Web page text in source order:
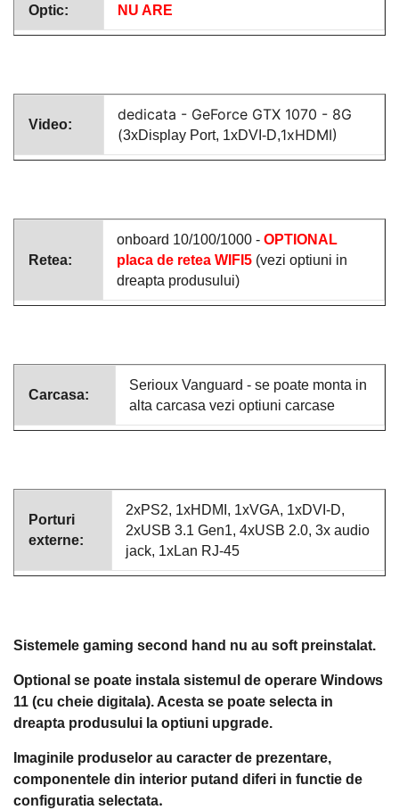
Optic: NU ARE
Video:
dedicata - GeForce GTX 1070 - 8G
(3xDisplay Port, 1xDVI-D,1xHDMI)
Retea:
onboard 10/100/1000 - OPTIONAL
placa de retea WIFI5 (vezi optiuni in
dreapta produsului)
Carcasa:
Serioux Vanguard - se poate monta in
alta carcasa vezi optiuni carcase
Porturi
externe:
2xPS2, 1xHDMI, 1xVGA, 1xDVI-D,
2xUSB 3.1 Gen1, 4xUSB 2.0, 3x audio
jack, 1xLan RJ-45
Sistemele gaming second hand nu au soft preinstalat.
Optional se poate instala sistemul de operare Windows
11 (cu cheie digitala). Acesta se poate selecta in
dreapta produsului la optiuni upgrade.
Imaginile produselor au caracter de prezentare,
componentele din interior putand diferi in functie de
configuratia selectata.